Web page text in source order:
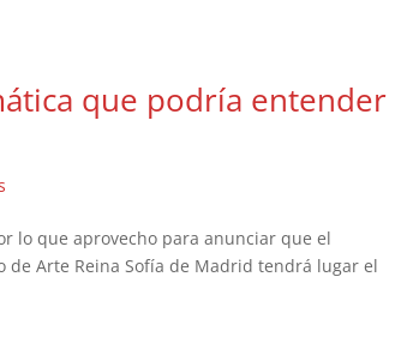
que podría entender
lo que aprovecho para anunciar que el
Arte Reina Sofía de Madrid tendrá lugar el